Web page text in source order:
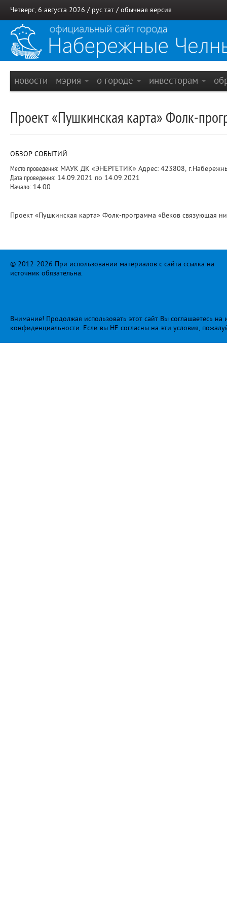
Четверг, 6 августа 2026 / рус тат / обычная версия
новости мэрия о городе инвесторам
Проект «Пушкинская карта» Фолк-
ОБЗОР СОБЫТИЙ
Место проведения: МАУК ДК «ЭНЕРГЕТИК» Адрес: 423808,
Дата проведения: 14.09.2021 по 14.09.2021
Начало: 14.00
Проект «Пушкинская карта» Фолк-программа «Веков связующая
© 2012-2026 При использовании материалов с сайта ссылка на
источник обязательна.
Внимание! Продолжая использовать этот сайт Вы соглашаетесь
конфиденциальности. Если вы НЕ согласны на эти условия,